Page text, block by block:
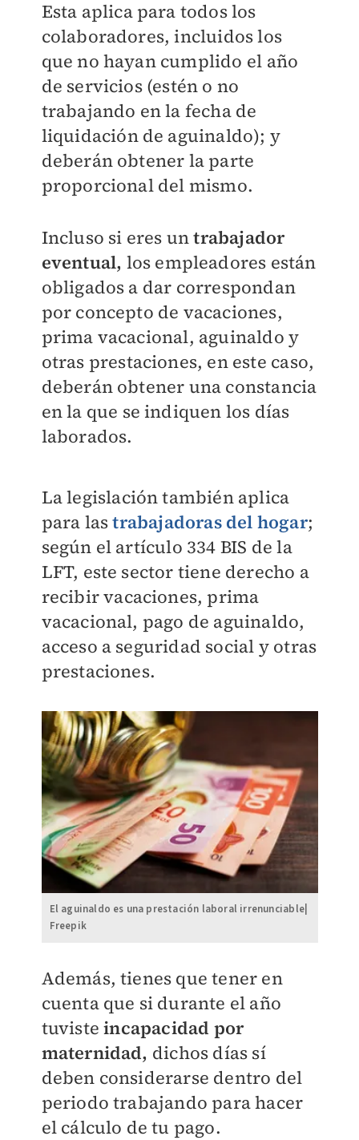
Esta aplica para todos los
colaboradores, incluidos los
que no hayan cumplido el año
de servicios (estén o no
trabajando en la fecha de
liquidación de aguinaldo); y
deberán obtener la parte
proporcional del mismo.
Incluso si eres untrabajador
eventual, los empleadores están
obligados a dar correspondan
por concepto de vacaciones,
prima vacacional, aguinaldo y
otras prestaciones, en este caso,
deberán obtener una constancia
en la que se indiquen los días
laborados.
La legislación también aplica
para lastrabajadoras del hogar;
según el artículo 334 BIS de la
LFT, este sector tiene derecho a
recibir vacaciones, prima
vacacional, pago de aguinaldo,
acceso a seguridad social y otras
prestaciones.
El aguinaldo es una prestación laboral irrenunciable|
Freepik
Además, tienes que tener en
cuenta que si durante el año
tuvisteincapacidad por
maternidad, dichos días sí
deben considerarse dentro del
periodo trabajando para hacer
el cálculo de tu pago.